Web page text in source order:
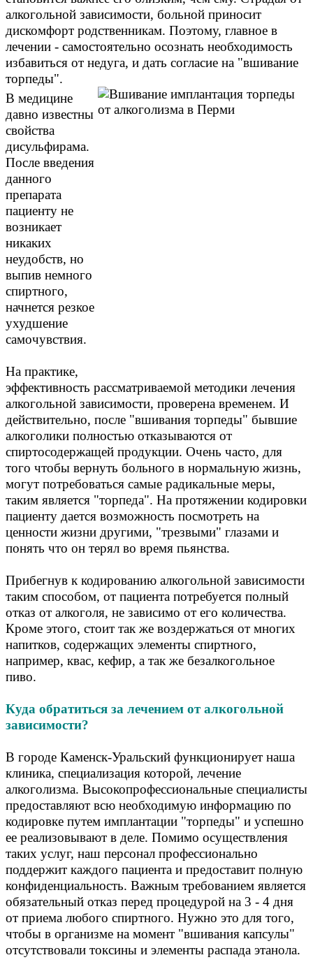
алкогольной зависимости, больной приносит
дискомфорт родственникам. Поэтому, главное в
лечении - самостоятельно осознать необходимость
избавиться от недуга, и дать согласие на "вшивание
торпеды".
В медицине
давно известны
свойства
дисульфирама.
После введения
данного
препарата
пациенту не
возникает
никаких
неудобств, но
выпив немного
спиртного,
начнется резкое
ухудшение
самочувствия.
На практике,
эффективность рассматриваемой методики лечения
алкогольной зависимости, проверена временем. И
действительно, после "вшивания торпеды" бывшие
алкоголики полностью отказываются от
спиртосодержащей продукции. Очень часто, для
того чтобы вернуть больного в нормальную жизнь,
могут потребоваться самые радикальные меры,
таким является "торпеда". На протяжении кодировки
пациенту дается возможность посмотреть на
ценности жизни другими, "трезвыми" глазами и
понять что он терял во время пьянства.
Прибегнув к кодированию алкогольной зависимости
таким способом, от пациента потребуется полный
отказ от алкоголя, не зависимо от его количества.
Кроме этого, стоит так же воздержаться от многих
напитков, содержащих элементы спиртного,
например, квас, кефир, а так же безалкогольное
пиво.
Куда обратиться за лечением от алкогольной
зависимости?
В городе Каменск-Уральский функционирует наша
клиника, специализация которой, лечение
алкоголизма. Высокопрофессиональные специалисты
предоставляют всю необходимую информацию по
кодировке путем имплантации "торпеды" и успешно
ее реализовывают в деле. Помимо осуществления
таких услуг, наш персонал профессионально
поддержит каждого пациента и предоставит полную
конфиденциальность. Важным требованием является
обязательный отказ перед процедурой на 3 - 4 дня
от приема любого спиртного. Нужно это для того,
чтобы в организме на момент "вшивания капсулы"
отсутствовали токсины и элементы распада этанола.